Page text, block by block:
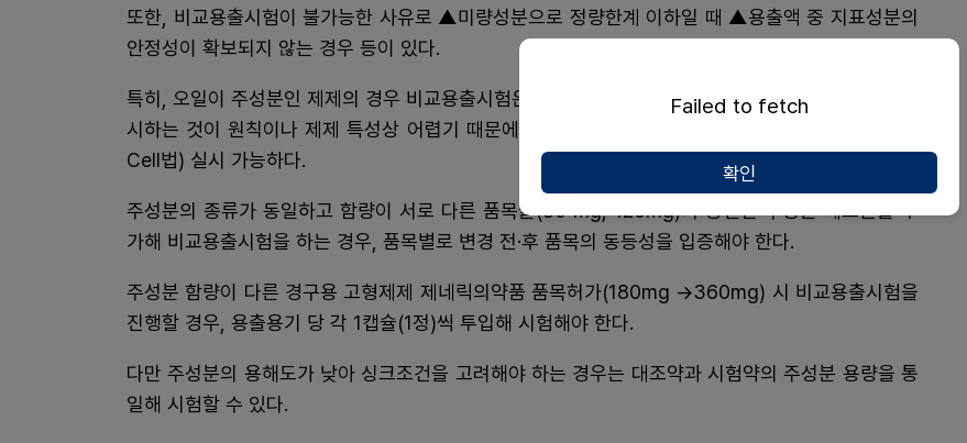
또한, 비교용출시험이 불가능한 사유로 ▲미량성분으로 정량한계 이하일 때 ▲용출액 중 지표성분의
안정성이 확보되지 않는 경우 등이 있다.
특히, 오일이 주성분인 제제의 경우 비교용출시험은 '대한민국약전' 용출시험법 제2법(패들법)으로 실
시하는 것이 원칙이나 제제 특성상 어렵기 때문에 제1법(회전검체통법) 또는 제3법(Flow-Through
Cell법) 실시 가능하다.
주성분의 종류가 동일하고 함량이 서로 다른 품목들(80 mg, 120mg)의 동일한 주성분 제조원을 추
가해 비교용출시험을 하는 경우, 품목별로 변경 전·후 품목의 동등성을 입증해야 한다.
주성분 함량이 다른 경구용 고형제제 제네릭의약품 품목허가(180mg →360mg) 시 비교용출시험을
진행할 경우, 용출용기 당 각 1캡슐(1정)씩 투입해 시험해야 한다.
다만 주성분의 용해도가 낮아 싱크조건을 고려해야 하는 경우는 대조약과 시험약의 주성분 용량을 통
일해 시험할 수 있다.
Failed to fetch
확인